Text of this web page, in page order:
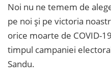
Noi nu ne temem de
pe noi și pe victoria
orice moarte de COVID-
timpul campaniei
Sandu.